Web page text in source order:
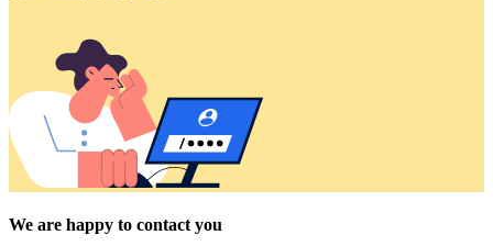
We are happy to contact you